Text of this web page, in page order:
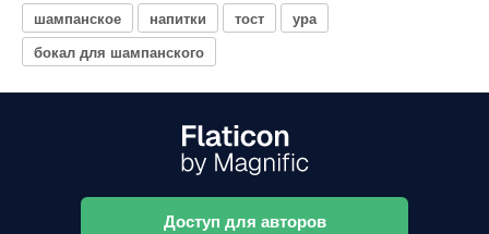
шампанское
напитки тост
ура
бокал для шампанского
Доступ для авторов